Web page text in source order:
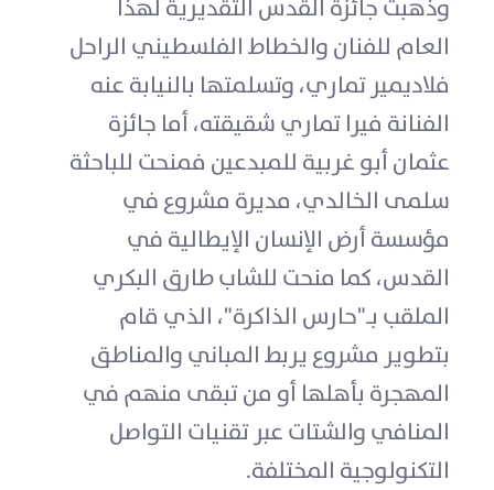
وذهبت جائزة القدس التقديرية لهذا
العام للفنان والخطاط الفلسطيني الراحل
فلاديمير تماري، وتسلمتها بالنيابة عنه
الفنانة فيرا تماري شقيقته، أما جائزة
عثمان أبو غربية للمبدعين فمنحت للباحثة
سلمى الخالدي، مديرة مشروع في
مؤسسة أرض الإنسان الإيطالية في
القدس، كما منحت للشاب طارق البكري
الملقب بـ"حارس الذاكرة"، الذي قام
بتطوير مشروع يربط المباني والمناطق
المهجرة بأهلها أو من تبقى منهم في
المنافي والشتات عبر تقنيات التواصل
التكنولوجية المختلفة.